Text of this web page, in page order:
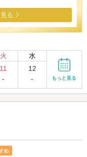
る
火 水
11
-
12
-
もっと見る
め